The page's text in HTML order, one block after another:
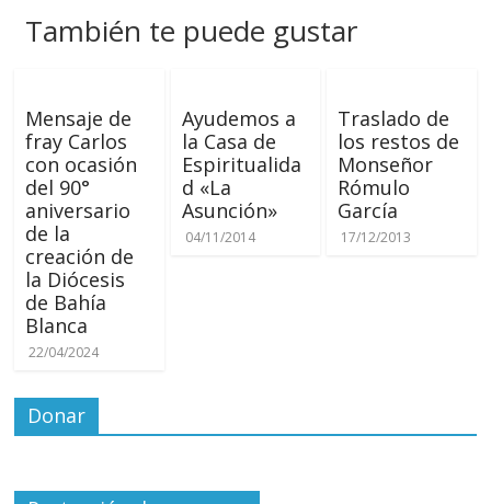
También te puede gustar
Mensaje de
fray Carlos
con ocasión
del 90°
aniversario
de la
creación de
la Diócesis
de Bahía
Blanca
22/04/2024
Ayudemos a
la Casa de
Espiritualida
d «La
Asunción»
04/11/2014
Traslado de
los restos de
Monseñor
Rómulo
García
17/12/2013
Donar